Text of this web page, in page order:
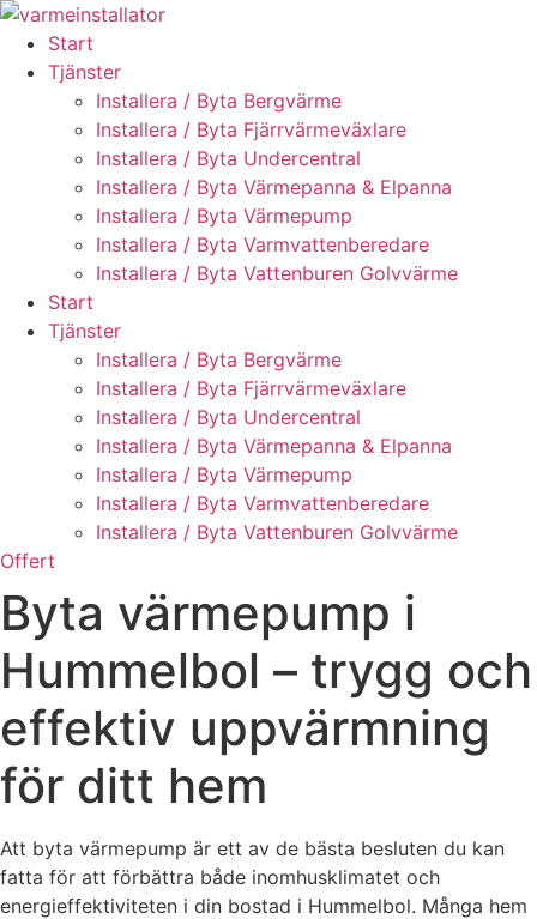
Skip
content
Start
Tjänster
Installera / Byta Bergvärme
Installera / Byta Fjärrvärmeväxlare
Installera / Byta Undercentral
Installera / Byta Värmepanna & Elpanna
Installera / Byta Värmepump
Installera / Byta Varmvattenberedare
Installera / Byta Vattenburen Golvvärme
Start
Tjänster
Installera / Byta Bergvärme
Installera / Byta Fjärrvärmeväxlare
Installera / Byta Undercentral
Installera / Byta Värmepanna & Elpanna
Installera / Byta Värmepump
Installera / Byta Varmvattenberedare
Installera / Byta Vattenburen Golvvärme
Offert
Byta värmepump i
Hummelbol – trygg och
effektiv uppvärmning
för ditt hem
Att byta värmepump är ett av de bästa besluten du kan
fatta för att förbättra både inomhusklimatet och
energieffektiviteten i din bostad i Hummelbol. Många hem